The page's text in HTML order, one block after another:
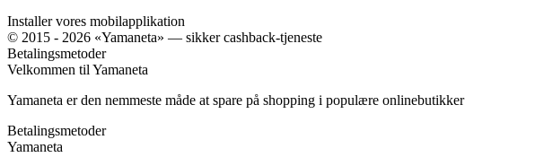
Installer vores mobilapplikation
© 2015 - 2026 «Yamaneta» — sikker cashback-tjeneste
Betalingsmetoder
Velkommen til Yamaneta
Yamaneta er den nemmeste måde at spare på shopping i populære onlinebutikker
Betalingsmetoder
Yamaneta